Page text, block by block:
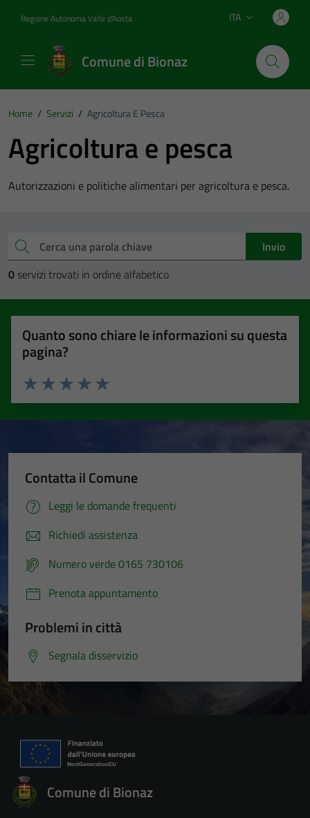
Regione Autonoma Valle d'Aosta Lingua attiva:
ITA
Comune di Bionaz
Home / Servizi / Agricoltura E Pesca
Agricoltura e pesca
Autorizzazioni e politiche alimentari per agricoltura e pesca.
Cerca una parola chiave
Invio
0 servizi trovati in ordine alfabetico
Quanto sono chiare le informazioni su questa
pagina?
Valuta 5 stelle su 5
Valuta 4 stelle su 5
Valuta 3 stelle su 5
Valuta 2 stelle su 5
Valuta 1 stelle su 5
Contatta il Comune
Leggi le domande frequenti
Richiedi assistenza
Numero verde 0165 730106
Prenota appuntamento
Problemi in città
Segnala disservizio
Comune di Bionaz